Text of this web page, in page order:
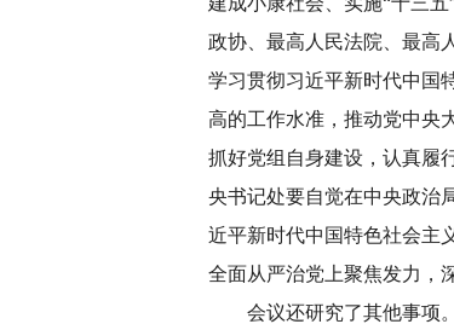
政协、最高人民法院、最高
学习贯彻习近平新时代中国
高的工作水准，推动党中央
抓好党组自身建设，认真履
央书记处要自觉在中央政治
近平新时代中国特色社会主
全面从严治党上聚焦发力，
会议还研究了其他事项。